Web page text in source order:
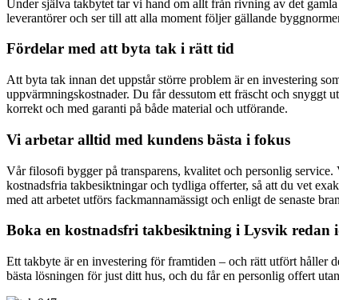
Under själva takbytet tar vi hand om allt från rivning av det
leverantörer och ser till att alla moment följer gällande
Fördelar med att byta tak i rätt tid
Att byta tak innan det uppstår större problem är en investering
uppvärmningskostnader. Du får dessutom ett fräscht och snyggt
korrekt och med garanti på både material och utförande.
Vi arbetar alltid med kundens bästa i fokus
Vår filosofi bygger på transparens, kvalitet och personlig
kostnadsfria takbesiktningar och tydliga offerter, så att du vet
med att arbetet utförs fackmannamässigt och enligt de senaste
Boka en kostnadsfri takbesiktning i Lysvik redan
Ett takbyte är en investering för framtiden – och rätt utfört håller
bästa lösningen för just ditt hus, och du får en personlig offert